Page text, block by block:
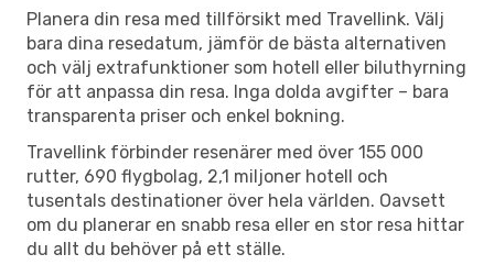
Planera din resa med tillförsikt med Travellink. Välj
bara dina resedatum, jämför de bästa alternativen
och välj extrafunktioner som hotell eller biluthyrning
för att anpassa din resa. Inga dolda avgifter – bara
transparenta priser och enkel bokning.
Travellink förbinder resenärer med över 155 000
rutter, 690 flygbolag, 2,1 miljoner hotell och
tusentals destinationer över hela världen. Oavsett
om du planerar en snabb resa eller en stor resa hittar
du allt du behöver på ett ställe.